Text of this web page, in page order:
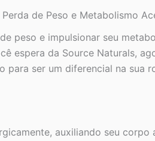
de Peso e Metabolismo
peso e impulsionar seu
espera da Source Naturals,
para ser um diferencial na sua
auxiliando seu